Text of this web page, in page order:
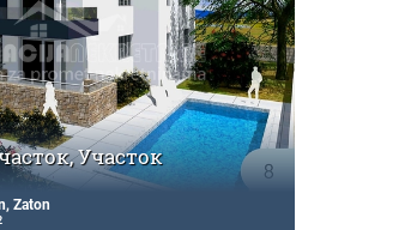
Участок
Zaton